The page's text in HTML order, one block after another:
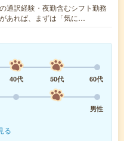
通訳経験・夜勤含むシフト勤務
あれば、まずは「気に…
40代 50代
60代
男性
る